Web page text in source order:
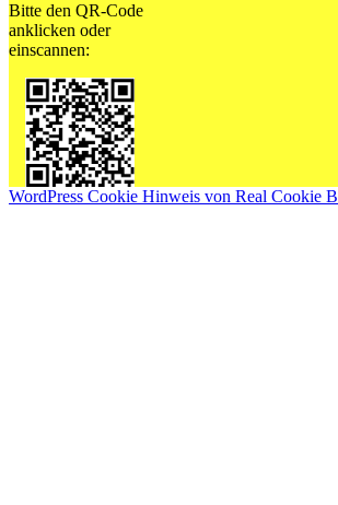
Bitte den QR-Code
anklicken oder
einscannen:
WordPress Cookie Hinweis von Real Cookie